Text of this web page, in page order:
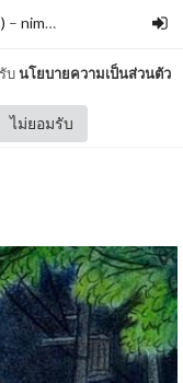
บนโยบายความเป็นส่วนตัว
ไม่ยอมรับ
– nimon
Out